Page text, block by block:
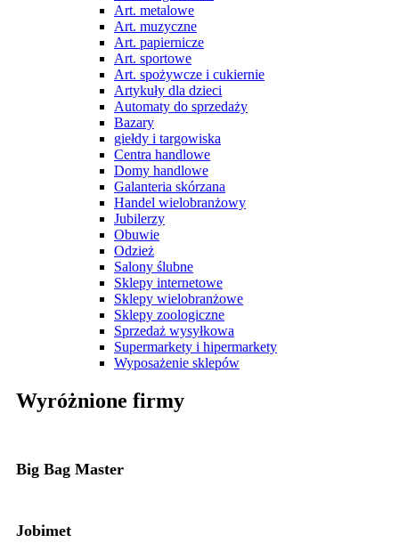
Art. metalowe
Art. muzyczne
Art. papiernicze
Art. sportowe
Art. spożywcze i cukiernie
Artykuły dla dzieci
Automaty do sprzedaży
Bazary
giełdy i targowiska
Centra handlowe
Domy handlowe
Galanteria skórzana
Handel wielobranżowy
Jubilerzy
Obuwie
Odzież
Salony ślubne
Sklepy internetowe
Sklepy wielobranżowe
Sklepy zoologiczne
Sprzedaż wysyłkowa
Supermarkety i hipermarkety
Wyposażenie sklepów
Wyróżnione firmy
Big Bag Master
Jobimet